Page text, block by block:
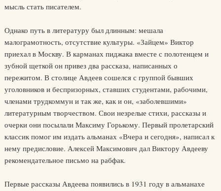
мысль стать писателем.
Однако путь в литературу был длинным: мешала
малограмотность, отсутствие культуры. «Зайцем» Виктор
приехал в Москву. В карманах пиджака вместе с полотенцем и
зубной щеткой он привез два рассказа, написанных о
пережитом. В столице Авдеев сошелся с группой бывших
уголовников и беспризорных, ставших студентами, рабочими,
членами трудкоммун и так же, как и он, «заболевшими»
литературным творчеством. Свои незрелые стихи, рассказы и
очерки они посылали Максиму Горькому. Первый пролетарский
классик помог им издать альманах «Вчера и сегодня», написал к
нему предисловие. Алексей Максимович дал Виктору Авдееву
рекомендательное письмо на рабфак.
Первые рассказы Авдеева появились в 1931 году в альманахе